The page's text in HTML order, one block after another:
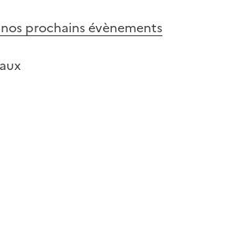
prochains évènements